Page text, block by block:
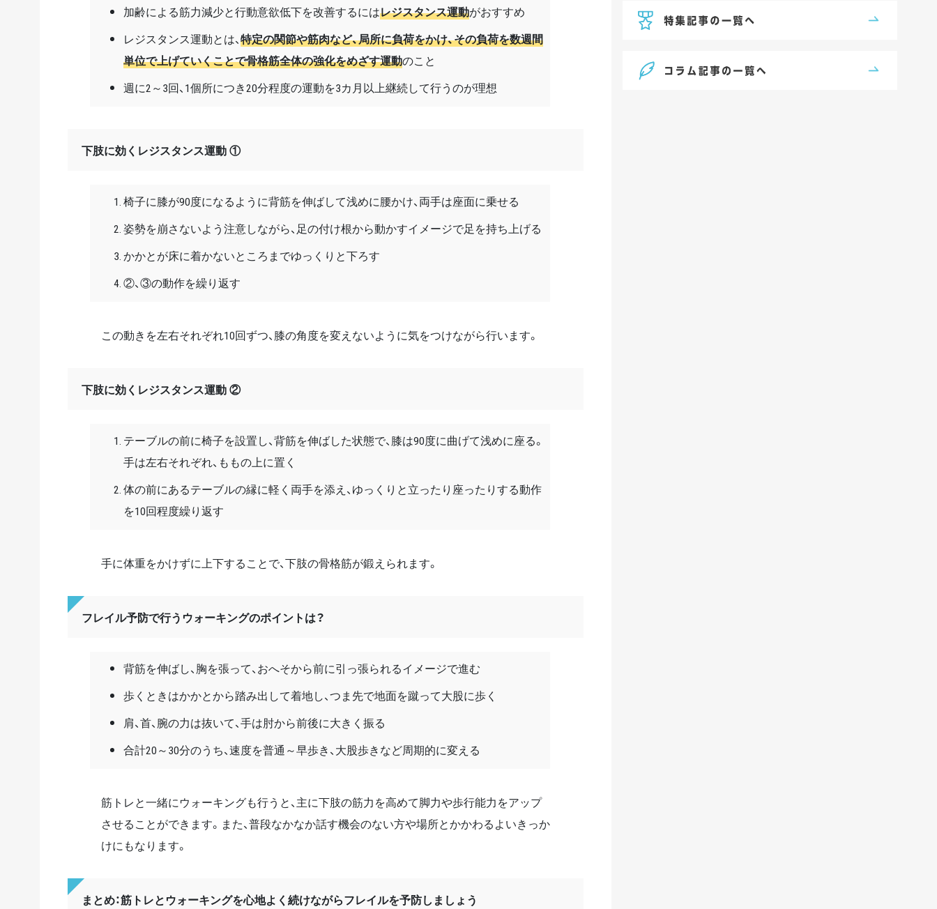
加齢による筋力減少と行動意欲低下を改善するにはレジスタンス運動がおすすめ
レジスタンス運動とは、特定の関節や筋肉など、局所に負荷をかけ、その負荷を数週間
単位で上げていくことで骨格筋全体の強化をめざす運動のこと
週に2～3回、1個所につき20分程度の運動を3カ月以上継続して行うのが理想
下肢に効くレジスタンス運動 ①
椅子に膝が90度になるように背筋を伸ばして浅めに腰かけ、両手は座面に乗せる
姿勢を崩さないよう注意しながら、足の付け根から動かすイメージで足を持ち上げる
かかとが床に着かないところまでゆっくりと下ろす
②、③の動作を繰り返す
この動きを左右それぞれ10回ずつ、膝の角度を変えないように気をつけながら行います。
下肢に効くレジスタンス運動 ②
テーブルの前に椅子を設置し、背筋を伸ばした状態で、膝は90度に曲げて浅めに座る。
手は左右それぞれ、ももの上に置く
体の前にあるテーブルの縁に軽く両手を添え、ゆっくりと立ったり座ったりする動作
を10回程度繰り返す
手に体重をかけずに上下することで、下肢の骨格筋が鍛えられます。
フレイル予防で行うウォーキングのポイントは？
背筋を伸ばし、胸を張って、おへそから前に引っ張られるイメージで進む
歩くときはかかとから踏み出して着地し、つま先で地面を蹴って大股に歩く
肩、首、腕の力は抜いて、手は肘から前後に大きく振る
合計20～30分のうち、速度を普通～早歩き、大股歩きなど周期的に変える
筋トレと一緒にウォーキングも行うと、主に下肢の筋力を高めて脚力や歩行能力をアップ
させることができます。また、普段なかなか話す機会のない方や場所とかかわるよいきっか
けにもなります。
まとめ：筋トレとウォーキングを心地よく続けながらフレイルを予防しましょう